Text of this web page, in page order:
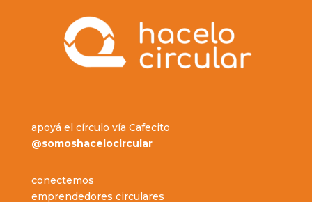
apoyá el círculo vía Cafecito
@somoshacelocircular
conectemos
emprendedores circulares